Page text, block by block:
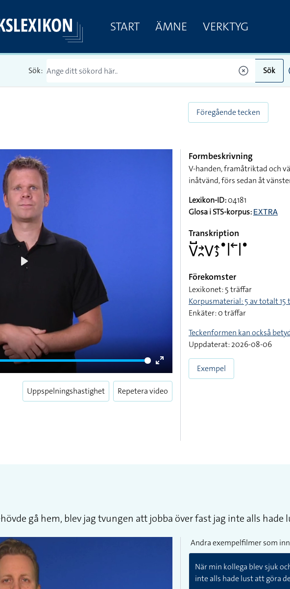
START ÄMNE VERKTYG
Sök: Sök
Föregående tecken
Enter
fullscreen
Uppspelningshastighet Repetera video
Formbeskrivning
V-handen, framåtriktad och
inåtvänd, förs sedan åt
Lexikon-ID:04181
Glosa i STS-korpus: EXTRA
Transkription
􌤭􌤹􌥔􌥘􌤭􌤴􌤶􌤟􌥼􌥢􌥼􌤟
Förekomster
Lexikonet: 5 träffar
Korpusmaterial: 5 av totalt 15
Enkäter: 0 träffar
Teckenformen kan också
Uppdaterat: 2026-08-06
Exempel
gå hem, blev jag tvungen att jobba över fast jag inte alls hade
Andra exempelfilmer som
När min kollega blev sjuk
inte alls hade lust att göra